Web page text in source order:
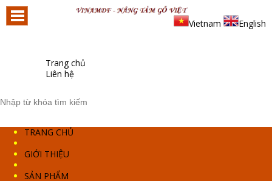
Vietnam English
Trang chủ
Liên hệ
TRANG CHỦ
GIỚI THIỆU
SẢN PHẨM